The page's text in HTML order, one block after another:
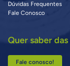
Dúvidas Frequentes
Fale Conosco
Quer saber
Fale conosco!